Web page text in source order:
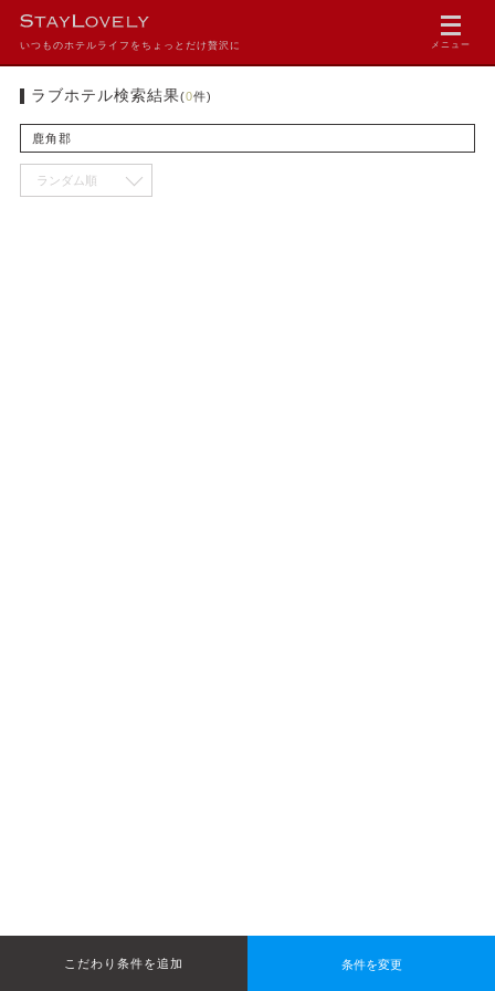
いつものホテルライフをちょっとだけ贅沢に メニュー
ラブホテル検索結果(0件)
鹿角郡
条件を変更